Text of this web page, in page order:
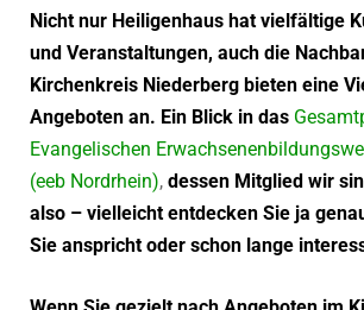
Nicht nur Heiligenhaus hat vielfältige
und Veranstaltungen, auch die
Kirchenkreis Niederberg bieten eine
Angeboten an. Ein Blick in das
Evangelischen
(eeb Nordrhein), dessen Mitglied wir
also – vielleicht entdecken Sie ja
Sie anspricht oder schon lange